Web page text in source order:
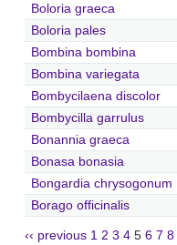
Boloria graeca
Boloria pales
Bombina bombina
Bombina variegata
Bombycilaena discolor
Bombycilla garrulus
Bonannia graeca
Bonasa bonasia
Bongardia chrysogonum
Borago officinalis
‹‹ previous 1 2 3 4 5 6 7 8